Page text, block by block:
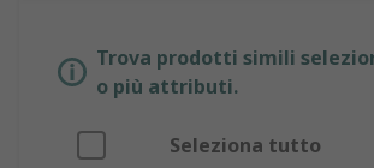
Trova prodotti simili
o più attributi.
Seleziona tutto